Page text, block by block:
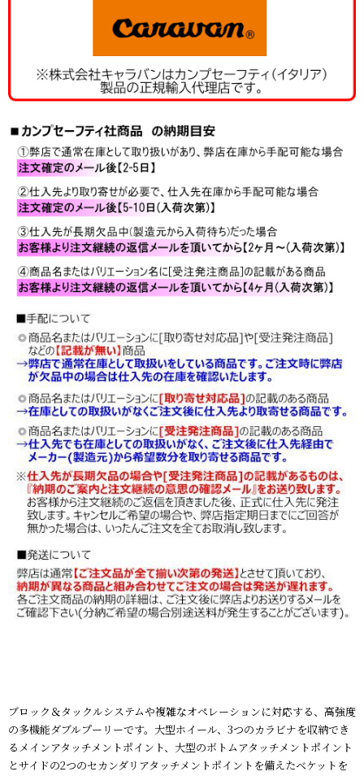
ブロック＆タックルシステムや複雑なオペレーションに対応する、高強度
の多機能ダブルプーリーです。大型ホイール、3つのカラビナを収納でき
るメインアタッチメントポイント、大型のボトムアタッチメントポイント
とサイドの2つのセカンダリアタッチメントポイントを備えたベケットを